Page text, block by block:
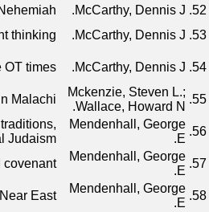
52.
McCarthy, Dennis J.
53.
McCarthy, Dennis J.
thinking
54.
McCarthy, Dennis J.
OT times
55.
Mckenzie, Steven L.;
Wallace, Howard N.
Malachi
56.
Mendenhall, George
E.
Judaism
57.
Mendenhall, George
E.
covenant
58.
Mendenhall, George
E.
East